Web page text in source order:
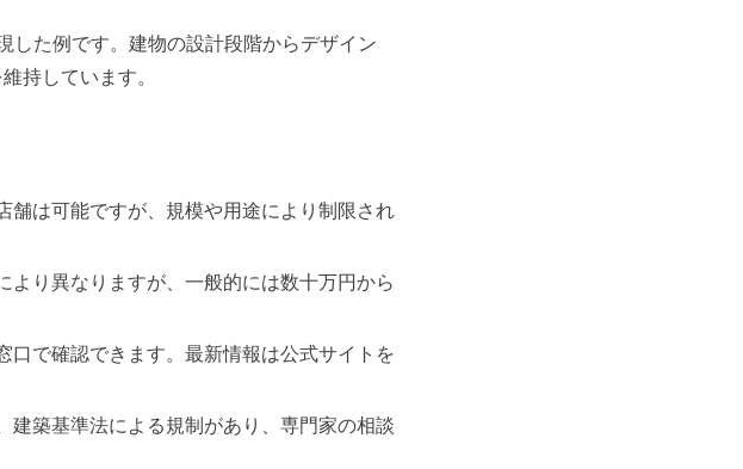
した例です。建物の設計段階からデザイン
持しています。
舗は可能ですが、規模や用途により制限され
より異なりますが、一般的には数十万円から
口で確認できます。最新情報は公式サイトを
建築基準法による規制があり、専門家の相談